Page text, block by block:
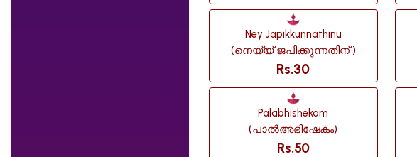
Ney Japikkunnathinu
(നെയ്യ് ജപിക്കുന്നതിന് )
Rs.30
Palabhishekam
(പാൽഅഭിഷേകം)
Rs.50